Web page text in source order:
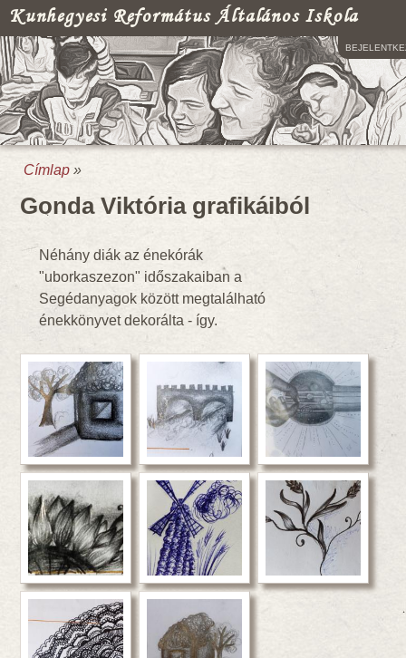
Kunhegyesi Református Általános Iskola
Jelenlegi hely
Címlap »
Gonda Viktória grafikáiból
Néhány diák az énekórák
"uborkaszezon" időszakaiban a
Segédanyagok között megtalálható
énekkönyvet dekorálta - így.